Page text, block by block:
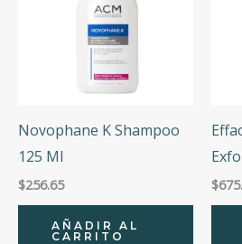
Novophane K Shampoo
125 Ml
$256.65
AÑADIR AL
CARRITO
$